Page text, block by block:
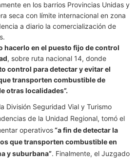
en los barrios Provincias Unidas y
seca con límite internacional en zona
a diario la comercialización de
hacerlo en el puesto fijo de control
, sobre ruta nacional 14, donde
control para detectar y evitar el
transporten combustible de
otras localidades”.
División Seguridad Vial y Turismo
de la Unidad Regional, tomó el
operativos“a fin de detectar la
que transporten combustible en
y suburbana”. Finalmente, el Juzgado